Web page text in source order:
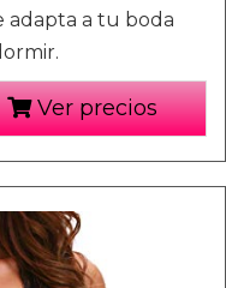
adapta a tu boda
Ver precios